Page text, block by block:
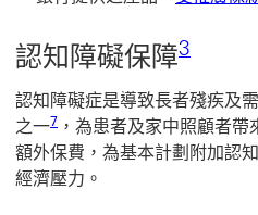
認知障礙保障3
認知障礙症是導致長者殘疾及
之一77 參考腳註7
，為患者及家中照顧者
額外保費，為基本計劃附加認
經濟壓力。